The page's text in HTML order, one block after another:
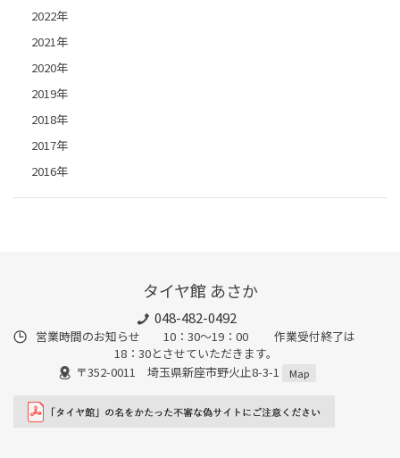
2022年
2021年
2020年
2019年
2018年
2017年
2016年
タイヤ館 あさか
048-482-0492
営業時間のお知らせ 10：30～19：00 作業受付終了は
18：30とさせていただきます。
〒352-0011 埼玉県新座市野火止8-3-1
Map